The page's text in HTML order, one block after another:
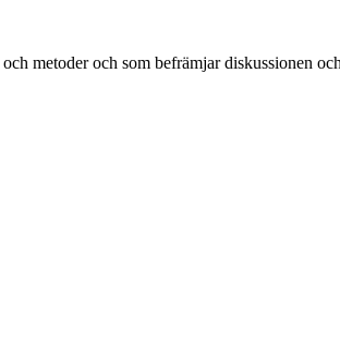
metoder och som befrämjar diskussionen